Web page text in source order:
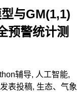
与GM(1,1)
预警统计测
辅导, 人工智能,
表投稿, 生态、气象